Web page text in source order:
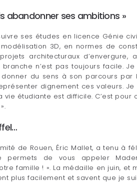
abandonner ses ambitions »
ses études en licence Génie
3D, en normes de
architecturaux d’envergure,
n’est pas toujours facile.
donner du sens à son parcours
dignement ces valeurs.
vie étudiante est difficile. C’est
de Rouen, Éric Mallet, a tenu à
permets de vous appeler
famille ! ». La médaille en juin, et
plus facilement et savent que je